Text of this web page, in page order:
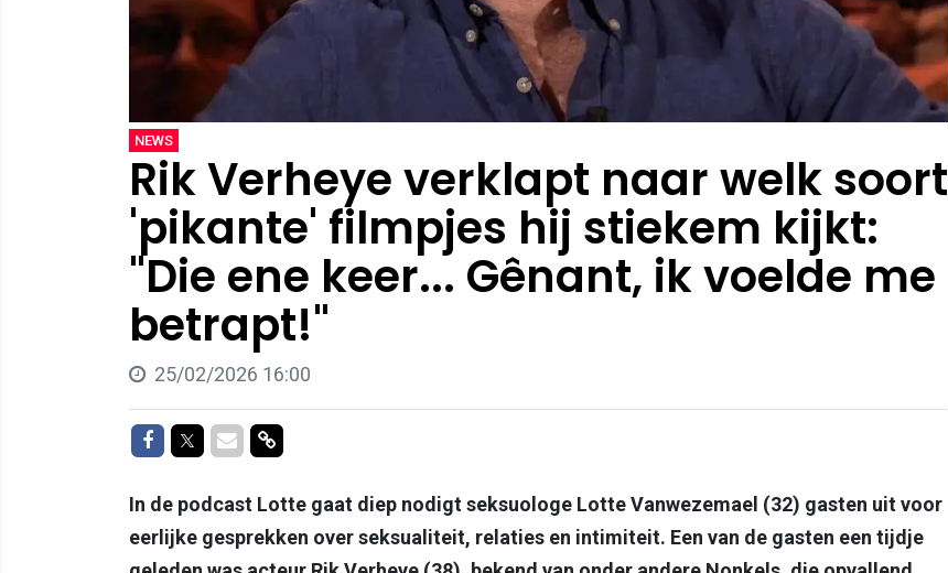
NEWS
Rik Verheye verklapt naar welk soort
'pikante' filmpjes hij stiekem kijkt:
"Die ene keer... Gênant, ik voelde me
betrapt!"
25/02/2026 16:00
Delen op Facebook
Delen op Twitter
Delen via Mail
Delen via link
In de podcast Lotte gaat diep nodigt seksuologe Lotte Vanwezemael (32) gasten uit voor
eerlijke gesprekken over seksualiteit, relaties en intimiteit. Een van de gasten een tijdje